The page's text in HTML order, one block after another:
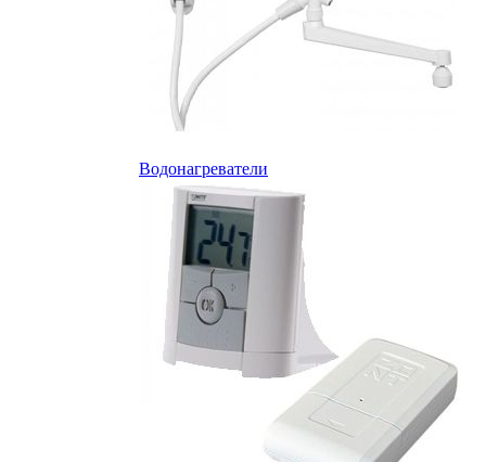
Водонагреватели